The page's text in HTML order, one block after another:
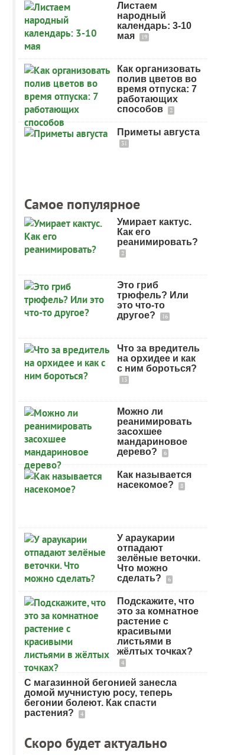
Листаем
народный
календарь: 3-10
мая
19
Как организовать
полив цветов во
время отпуска: 7
работающих
способов
2
Приметы августа
31
Самое популярное
Умирает кактус.
Как его
реанимировать?
2
Это гриб
трюфель? Или
это что-то
другое?
16
Что за вредитель
на орхидее и как
с ним бороться?
13
Можно ли
реанимировать
засохшее
мандариновое
дерево?
6
Как называется
насекомое?
8
У араукарии
отпадают
зелёные веточки.
Что можно
сделать?
6
Подскажите, что
это за комнатное
растение с
красивыми
листьями в
жёлтых точках?
4
С магазинной бегонией занесла
домой мучнистую росу, теперь
бегонии болеют. Как спасти
растения?
4
Скоро будет актуально